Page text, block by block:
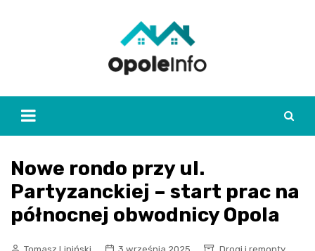
Nowe rondo przy ul.
Partyzanckiej – start prac na
północnej obwodnicy Opola